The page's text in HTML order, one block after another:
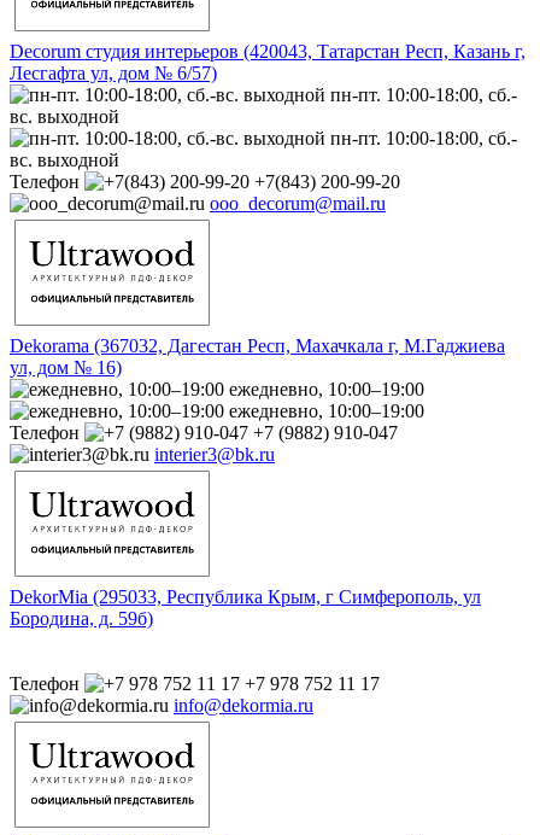
Decorum студия интерьеров (420043, Татарстан Респ, Казань г,
Лесгафта ул, дом № 6/57)
пн-пт. 10:00-18:00, сб.-
вс. выходной
пн-пт. 10:00-18:00, сб.-
вс. выходной
Телефон
+7(843) 200-99-20
ooo_decorum@mail.ru
Dekorama (367032, Дагестан Респ, Махачкала г, М.Гаджиева
ул, дом № 16)
ежедневно, 10:00–19:00
ежедневно, 10:00–19:00
Телефон
+7 (9882) 910-047
interier3@bk.ru
DekorMia (295033, Республика Крым, г Симферополь, ул
Бородина, д. 59б)
Телефон
+7 978 752 11 17
info@dekormia.ru